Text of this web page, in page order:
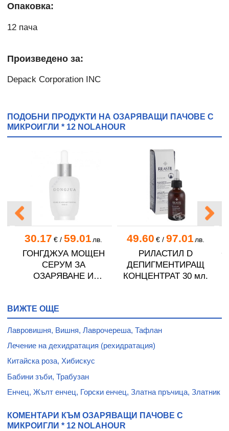
Опаковка:
12 пача
Произведено за:
Depack Corporation INC
ПОДОБНИ ПРОДУКТИ НА ОЗАРЯВАЩИ ПАЧОВЕ С
МИКРОИГЛИ * 12 NOLAHOUR
30.17 €/ 59.01 лв.
ГОНГДЖУА МОЩЕН
СЕРУМ ЗА
ОЗАРЯВАНЕ И
49.60 €/ 97.01 лв.
РИЛАСТИЛ D
ДЕПИГМЕНТИРАЩ
КОНЦЕНТРАТ 30 мл.
ВИЖТЕ ОЩЕ
Лавровишня, Вишня, Лаврочереша, Тафлан
Лечение на дехидратация (рехидратация)
Китайска роза, Хибискус
Бабини зъби, Трабузан
Енчец, Жълт енчец, Горски енчец, Златна пръчица, Златник
КОМЕНТАРИ КЪМ ОЗАРЯВАЩИ ПАЧОВЕ С
МИКРОИГЛИ * 12 NOLAHOUR